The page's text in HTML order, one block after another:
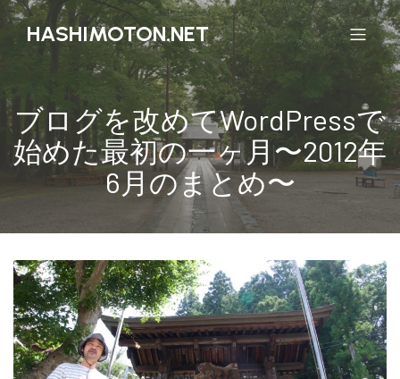
HASHIMOTON.NET
ブログを改めてWordPressで
始めた最初の一ヶ月〜2012年
6月のまとめ〜